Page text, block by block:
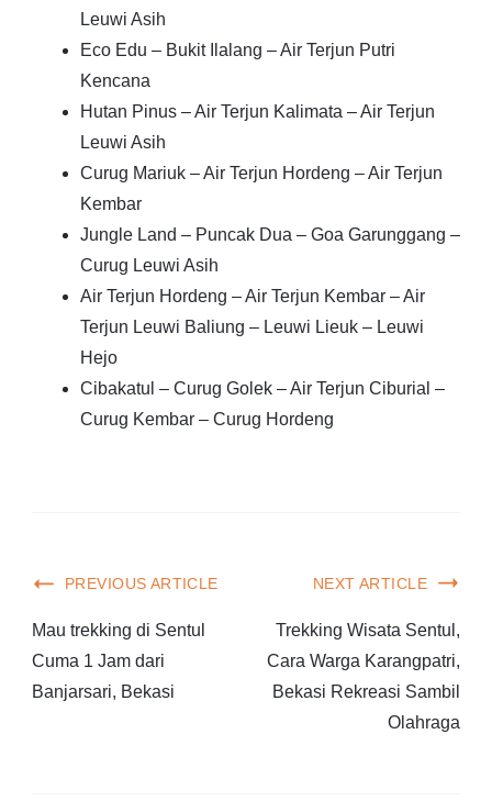
Leuwi Asih
Eco Edu – Bukit Ilalang – Air Terjun Putri
Kencana
Hutan Pinus – Air Terjun Kalimata – Air Terjun
Leuwi Asih
Curug Mariuk – Air Terjun Hordeng – Air Terjun
Kembar
Jungle Land – Puncak Dua – Goa Garunggang –
Curug Leuwi Asih
Air Terjun Hordeng – Air Terjun Kembar – Air
Terjun Leuwi Baliung – Leuwi Lieuk – Leuwi
Hejo
Cibakatul – Curug Golek – Air Terjun Ciburial –
Curug Kembar – Curug Hordeng
PREVIOUS ARTICLE
Mau trekking di Sentul
Cuma 1 Jam dari
Banjarsari, Bekasi
NEXT ARTICLE
Trekking Wisata Sentul,
Cara Warga Karangpatri,
Bekasi Rekreasi Sambil
Olahraga